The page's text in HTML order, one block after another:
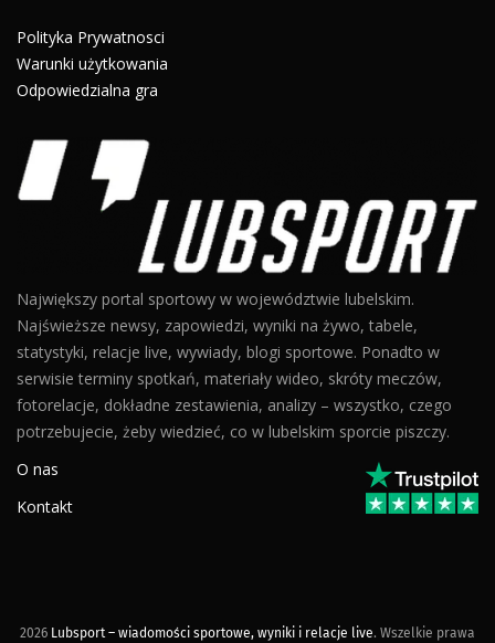
Polityka Prywatnosci
Warunki użytkowania
Odpowiedzialna gra
Największy portal sportowy w województwie lubelskim.
Najświeższe newsy, zapowiedzi, wyniki na żywo, tabele,
statystyki, relacje live, wywiady, blogi sportowe. Ponadto w
serwisie terminy spotkań, materiały wideo, skróty meczów,
fotorelacje, dokładne zestawienia, analizy – wszystko, czego
potrzebujecie, żeby wiedzieć, co w lubelskim sporcie piszczy.
O nas
Kontakt
2026 Lubsport – wiadomości sportowe, wyniki i relacje live. Wszelkie prawa